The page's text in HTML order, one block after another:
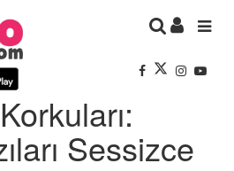
Sessizce